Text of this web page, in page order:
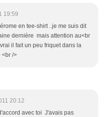
19:59
en tee-shirt ..je me suis dit
dernière mais attention au<br
il fait un peu friquet dans la
<br />
20:12
avec toi J'avais pas